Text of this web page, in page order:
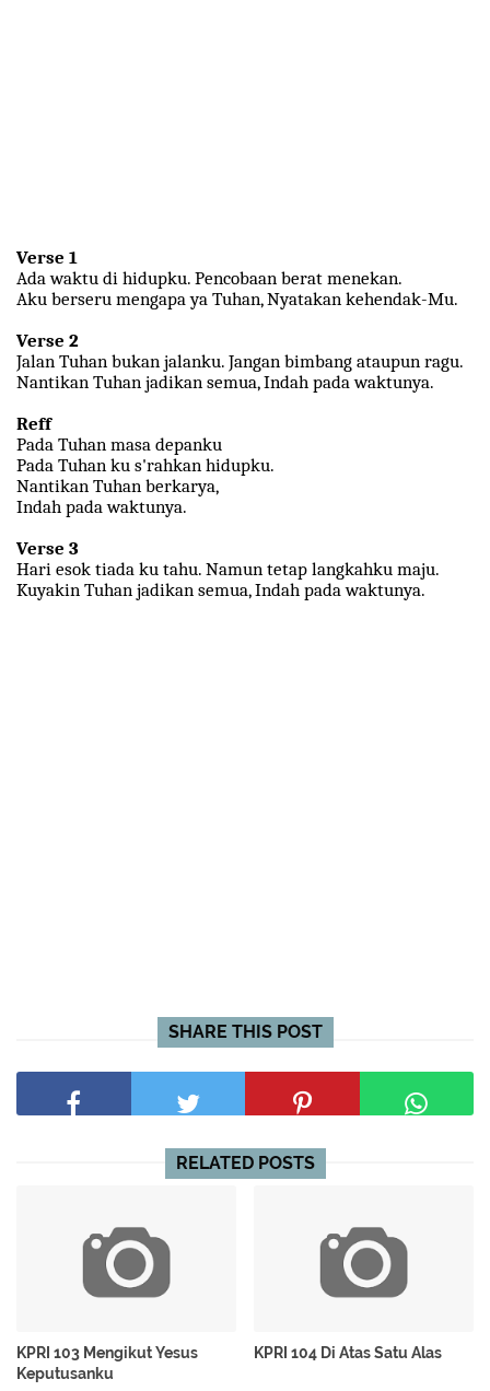
Verse 1
Ada waktu di hidupku. Pencobaan berat menekan.
Aku berseru mengapa ya Tuhan, Nyatakan kehendak-Mu.
Verse 2
Jalan Tuhan bukan jalanku. Jangan bimbang ataupun ragu.
Nantikan Tuhan jadikan semua, Indah pada waktunya.
Reff
Pada Tuhan masa depanku
Pada Tuhan ku s'rahkan hidupku.
Nantikan Tuhan berkarya,
Indah pada waktunya.
Verse 3
Hari esok tiada ku tahu. Namun tetap langkahku maju.
Kuyakin Tuhan jadikan semua, Indah pada waktunya.
SHARE THIS POST
RELATED POSTS
KPRI 103 Mengikut Yesus
Keputusanku
KPRI 104 Di Atas Satu Alas